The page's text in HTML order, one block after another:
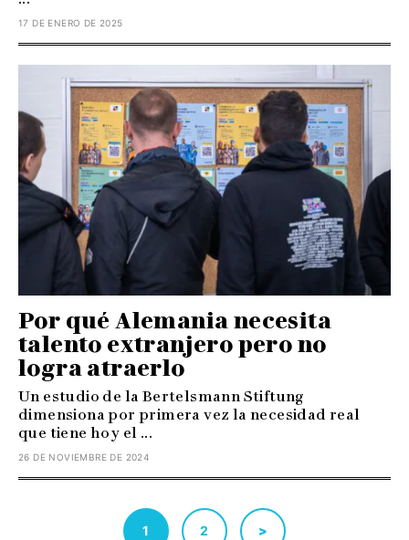
17 DE ENERO DE 2025
Por qué Alemania necesita
talento extranjero pero no
logra atraerlo
Un estudio de la Bertelsmann Stiftung
dimensiona por primera vez la necesidad real
que tiene hoy el ...
26 DE NOVIEMBRE DE 2024
1 2 >